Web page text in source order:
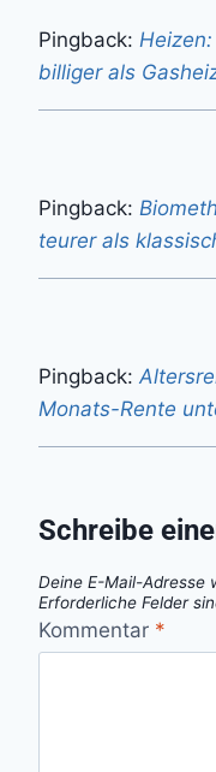
Pingback:
billiger als
Pingback:
teurer als
Pingback:
Monats-Rente
Schreibe
Deine E-Mail-Adresse
Erforderliche Felder
Kommentar *